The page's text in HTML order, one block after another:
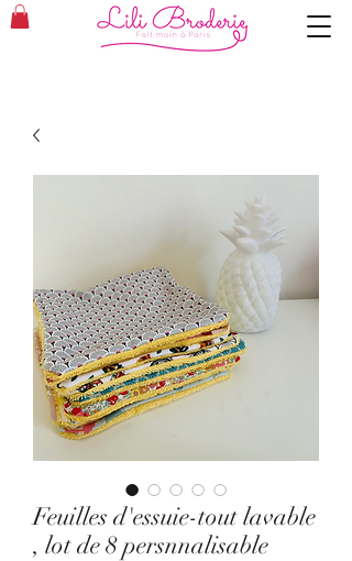
Feuilles d'essuie-tout lavable
, lot de 8 persnnalisable